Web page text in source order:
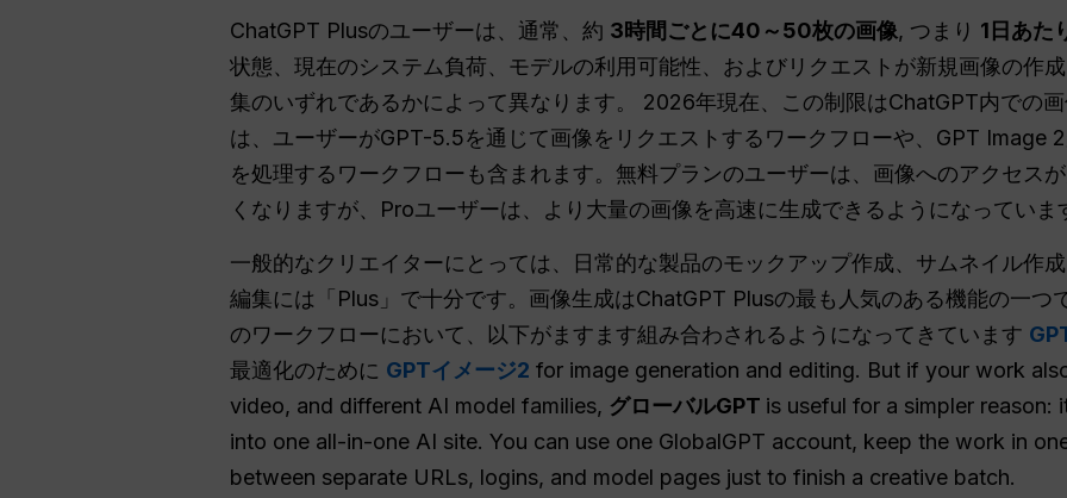
ChatGPT Plusのユーザーは、通常、約 3時間ごとに40～50枚の画像, つまり 1日あた
状態、現在のシステム負荷、モデルの利用可能性、およびリクエストが新規画像の作
集のいずれであるかによって異なります。 2026年現在、この制限はChatGPT内での
は、ユーザーがGPT-5.5を通じて画像をリクエストするワークフローや、GPT Image
を処理するワークフローも含まれます。無料プランのユーザーは、画像へのアクセス
くなりますが、Proユーザーは、より大量の画像を高速に生成できるようになっていま
一般的なクリエイターにとっては、日常的な製品のモックアップ作成、サムネイル作
編集には「Plus」で十分です。画像生成はChatGPT Plusの最も人気のある機能の一つ
のワークフローにおいて、以下がますます組み合わされるようになってきています
最適化のために GPTイメージ2 for image generation and editing. But if your work
video, and different AI model families, グローバルGPT is useful for a simpler
into one all-in-one AI site. You can use one GlobalGPT account, keep the work in
between separate URLs, logins, and model pages just to finish a creative batch.